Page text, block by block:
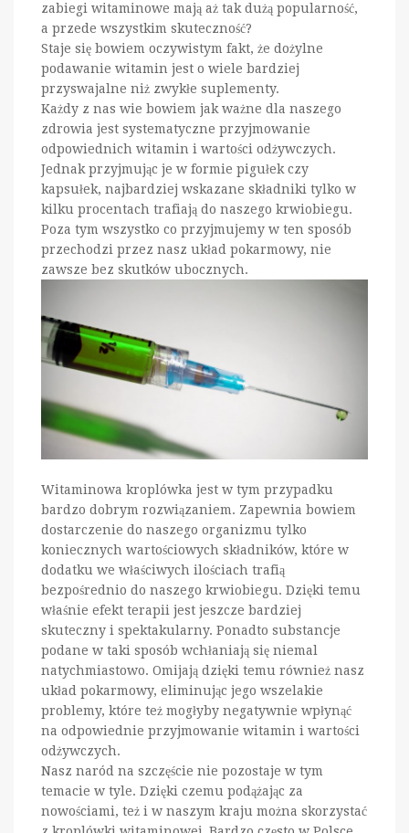
zabiegi witaminowe mają aż tak dużą popularność,
a przede wszystkim skuteczność?
Staje się bowiem oczywistym fakt, że dożylne
podawanie witamin jest o wiele bardziej
przyswajalne niż zwykłe suplementy.
Każdy z nas wie bowiem jak ważne dla naszego
zdrowia jest systematyczne przyjmowanie
odpowiednich witamin i wartości odżywczych.
Jednak przyjmując je w formie pigułek czy
kapsułek, najbardziej wskazane składniki tylko w
kilku procentach trafiają do naszego krwiobiegu.
Poza tym wszystko co przyjmujemy w ten sposób
przechodzi przez nasz układ pokarmowy, nie
zawsze bez skutków ubocznych.
Witaminowa kroplówka jest w tym przypadku
bardzo dobrym rozwiązaniem. Zapewnia bowiem
dostarczenie do naszego organizmu tylko
koniecznych wartościowych składników, które w
dodatku we właściwych ilościach trafią
bezpośrednio do naszego krwiobiegu. Dzięki temu
właśnie efekt terapii jest jeszcze bardziej
skuteczny i spektakularny. Ponadto substancje
podane w taki sposób wchłaniają się niemal
natychmiastowo. Omijają dzięki temu również nasz
układ pokarmowy, eliminując jego wszelakie
problemy, które też mogłyby negatywnie wpłynąć
na odpowiednie przyjmowanie witamin i wartości
odżywczych.
Nasz naród na szczęście nie pozostaje w tym
temacie w tyle. Dzięki czemu podążając za
nowościami, też i w naszym kraju można skorzystać